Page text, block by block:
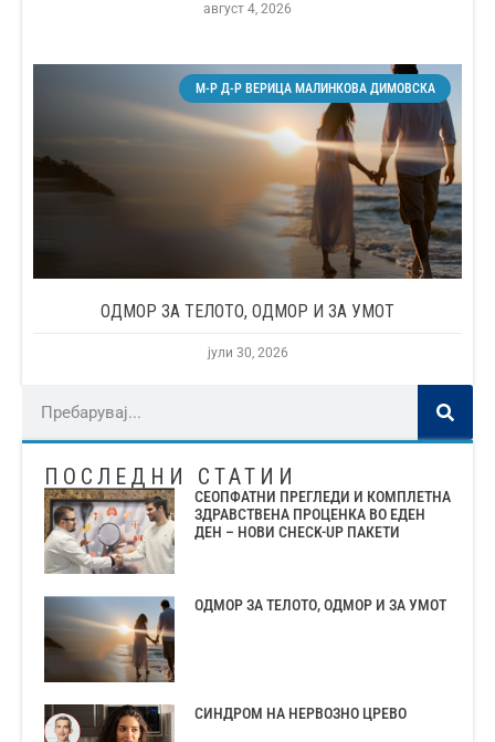
август 4, 2026
М-Р Д-Р ВЕРИЦА МАЛИНКОВА ДИМОВСКА
ОДМОР ЗА ТЕЛОТО, ОДМОР И ЗА УМОТ
јули 30, 2026
ПОСЛЕДНИ СТАТИИ
СЕОПФАТНИ ПРЕГЛЕДИ И КОМПЛЕТНА
ЗДРАВСТВЕНА ПРОЦЕНКА ВО ЕДЕН
ДЕН – НОВИ CHECK-UP ПАКЕТИ
ОДМОР ЗА ТЕЛОТО, ОДМОР И ЗА УМОТ
СИНДРОМ НА НЕРВОЗНО ЦРЕВО